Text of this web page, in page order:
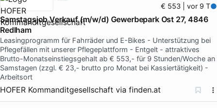
€ 553 | vor 9 T
Samstagsjob Verkauf (m/w/d) Gewerbepark Ost 27, 4846
Redlham
Leasingprogramm für Fahrräder und E-Bikes - Unterstützung bei
Pflegefällen mit unserer Pflegeplattform - Entgelt - attraktives
Brutto-Monatseinstiegsgehalt ab € 553,- für 9 Stunden/Woche an
Samstagen (zzgl. € 23,- brutto pro Monat bei Kassiertätigkeit) -
Arbeitsort
HOFER Kommanditgesellschaft via finden.at